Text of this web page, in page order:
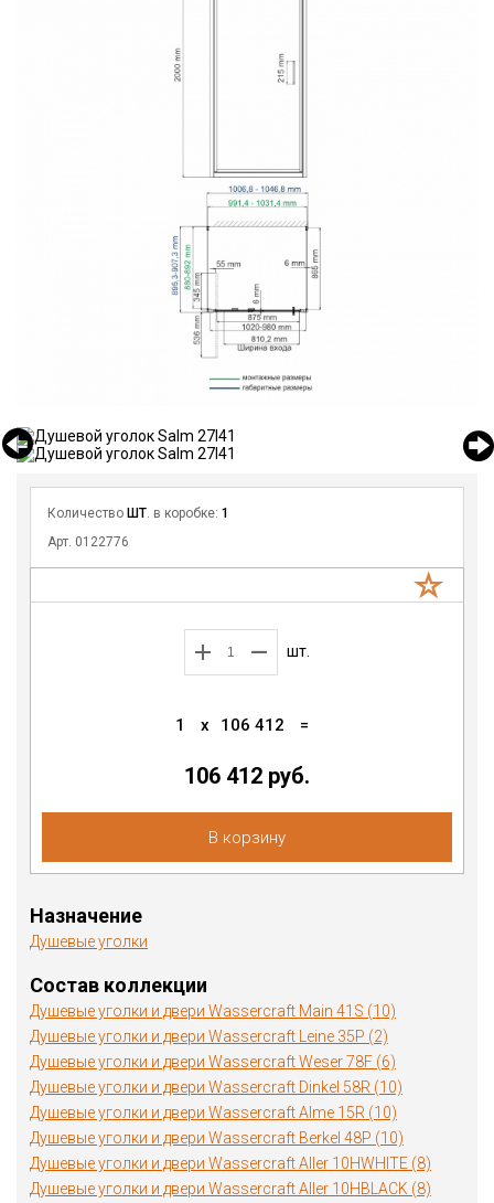
Количество ШТ. в коробке: 1
Арт. 0122776
шт.
1 x 106 412 =
106 412 руб.
В корзину
Назначение
Душевые уголки
Состав коллекции
Душевые уголки и двери Wassercraft Main 41S (10)
Душевые уголки и двери Wassercraft Leine 35P (2)
Душевые уголки и двери Wassercraft Weser 78F (6)
Душевые уголки и двери Wassercraft Dinkel 58R (10)
Душевые уголки и двери Wassercraft Alme 15R (10)
Душевые уголки и двери Wassercraft Berkel 48P (10)
Душевые уголки и двери Wassercraft Aller 10HWHITE (8)
Душевые уголки и двери Wassercraft Aller 10HBLACK (8)